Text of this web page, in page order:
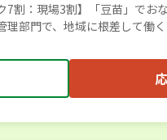
7割：現場3割】「豆苗」でお
理部門で、地域に根差して働く